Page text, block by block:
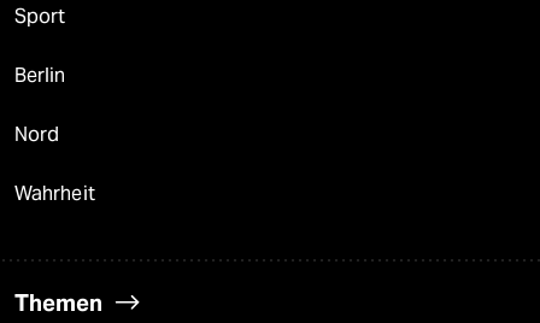
Sport
Berlin
Nord
Wahrheit
Themen